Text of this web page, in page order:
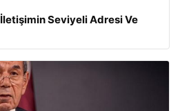
Seviyeli Adresi Ve